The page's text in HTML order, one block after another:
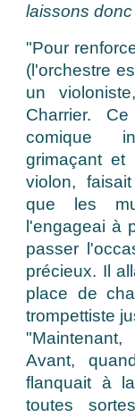
laissons
"Pour
(l'orchestre
un
Charrier.
comique
grimaçant
violon,
que les
l'engageai à
passer
précieux. Il
place de
trompettiste
Avant,
flanquait à
toutes